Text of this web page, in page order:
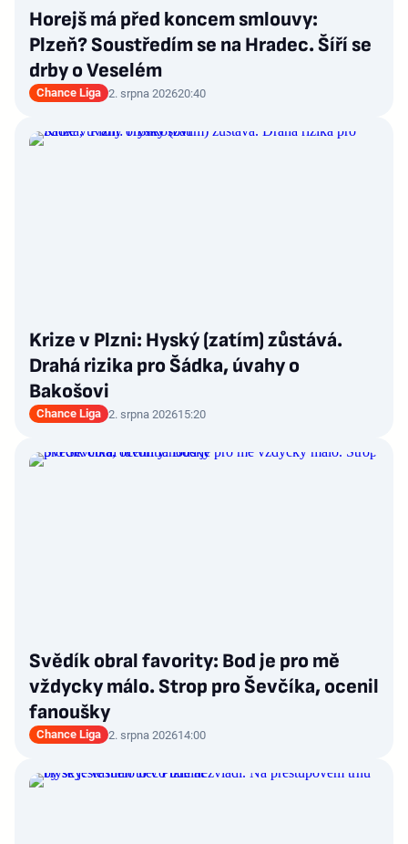
Horejš má před koncem smlouvy:
Plzeň? Soustředím se na Hradec. Šíří se
drby o Veselém
Chance Liga 2. srpna 202620:40
Krize v Plzni: Hyský (zatím) zůstává.
Drahá rizika pro Šádka, úvahy o
Bakošovi
Chance Liga 2. srpna 202615:20
Svědík obral favority: Bod je pro mě
vždycky málo. Strop pro Ševčíka, ocenil
fanoušky
Chance Liga 2. srpna 202614:00